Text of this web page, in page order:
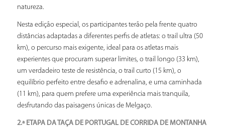
natureza.
Nesta edição especial, os participantes terão pela frente quatro
distâncias adaptadas a diferentes perfis de atletas: o trail ultra (50
km), o percurso mais exigente, ideal para os atletas mais
experientes que procuram superar limites, o trail longo (33 km),
um verdadeiro teste de resistência, o trail curto (15 km), o
equilíbrio perfeito entre desafio e adrenalina, e uma caminhada
(11 km), para quem prefere uma experiência mais tranquila,
desfrutando das paisagens únicas de Melgaço.
2.ª ETAPA DA TAÇA DE PORTUGAL DE CORRIDA DE MONTANHA